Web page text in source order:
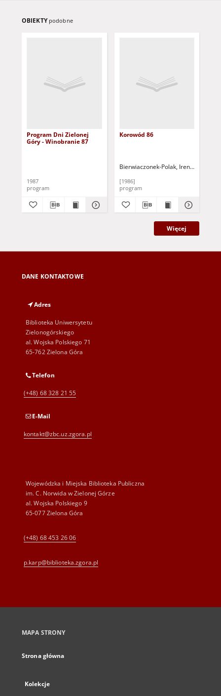
OBIEKTY podobne
Program Dni Zielonej
Góry - Winobranie 87
1987
program
Korowód 86
Bierwiaczonek-Polak, Irena - il.
[1986]
program
Więcej
DANE KONTAKTOWE
Adres
Biblioteka Uniwersytetu
Zielonogórskiego
al. Wojska Polskiego 71
65-762 Zielona Góra
Telefon
(+48) 68 328 21 55
E-Mail
kontakt@zbc.uz.zgora.pl
Wojewódzka i Miejska Biblioteka Publiczna
im. C. Norwida w Zielonej Górze
al. Wojska Polskiego 9
65-077 Zielona Góra
(+48) 68 453 26 06
p.karp@biblioteka.zgora.pl
MAPA STRONY
Strona główna
Kolekcje